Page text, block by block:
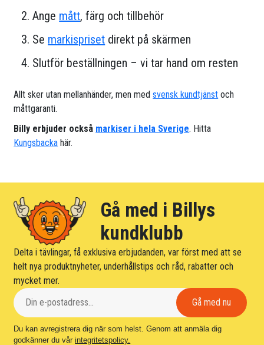
Ange mått, färg och tillbehör
Se markispriset direkt på skärmen
Slutför beställningen – vi tar hand om resten
Allt sker utan mellanhänder, men medsvensk kundtjänst och
måttgaranti.
Billy erbjuder också markiser i hela Sverige. Hitta
Kungsbacka här.
Gå med i Billys
kundklubb
Delta i tävlingar, få exklusiva erbjudanden, var först med att se
helt nya produktnyheter, underhållstips och råd, rabatter och
mycket mer.
Du kan avregistrera dig när som helst. Genom att anmäla dig
godkänner du vårintegritetspolicy.